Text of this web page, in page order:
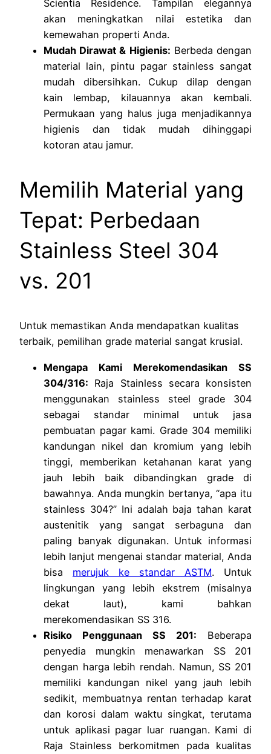
Scientia Residence. Tampilan elegannya
akan meningkatkan nilai estetika dan
kemewahan properti Anda.
Mudah Dirawat & Higienis: Berbeda dengan
material lain, pintu pagar stainless sangat
mudah dibersihkan. Cukup dilap dengan
kain lembap, kilauannya akan kembali.
Permukaan yang halus juga menjadikannya
higienis dan tidak mudah dihinggapi
kotoran atau jamur.
Memilih Material yang
Tepat: Perbedaan
Stainless Steel 304
vs. 201
Untuk memastikan Anda mendapatkan kualitas
terbaik, pemilihan grade material sangat krusial.
Mengapa Kami Merekomendasikan SS
304/316: Raja Stainless secara konsisten
menggunakan stainless steel grade 304
sebagai standar minimal untuk jasa
pembuatan pagar kami. Grade 304 memiliki
kandungan nikel dan kromium yang lebih
tinggi, memberikan ketahanan karat yang
jauh lebih baik dibandingkan grade di
bawahnya. Anda mungkin bertanya, “apa itu
stainless 304?” Ini adalah baja tahan karat
austenitik yang sangat serbaguna dan
paling banyak digunakan. Untuk informasi
lebih lanjut mengenai standar material, Anda
bisa merujuk ke standar ASTM. Untuk
lingkungan yang lebih ekstrem (misalnya
dekat laut), kami bahkan
merekomendasikan SS 316.
Risiko Penggunaan SS 201: Beberapa
penyedia mungkin menawarkan SS 201
dengan harga lebih rendah. Namun, SS 201
memiliki kandungan nikel yang jauh lebih
sedikit, membuatnya rentan terhadap karat
dan korosi dalam waktu singkat, terutama
untuk aplikasi pagar luar ruangan. Kami di
Raja Stainless berkomitmen pada kualitas